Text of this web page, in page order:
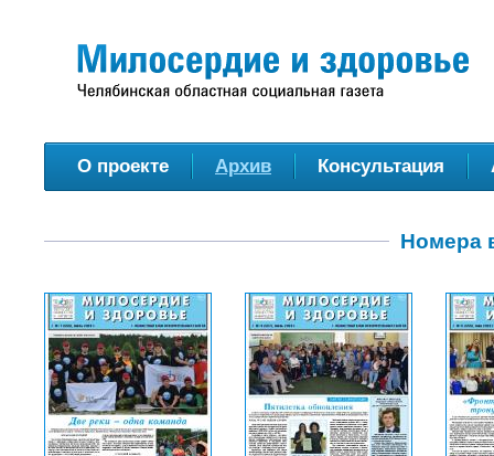
О проекте Архив Консультация
Номера